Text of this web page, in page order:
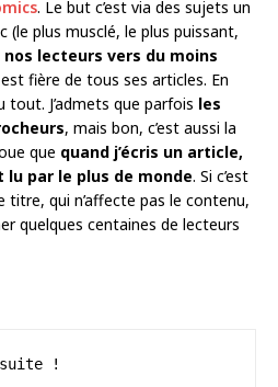
. Le but c’est via des sujets un
(le plus musclé, le plus puissant,
nos lecteurs vers du moins
fière de tous ses articles. En
J’admets que parfois les
, mais bon, c’est aussi la
que quand j’écris un article,
lu par le plus de monde. Si c’est
qui n’affecte pas le contenu,
quelques centaines de lecteurs
!